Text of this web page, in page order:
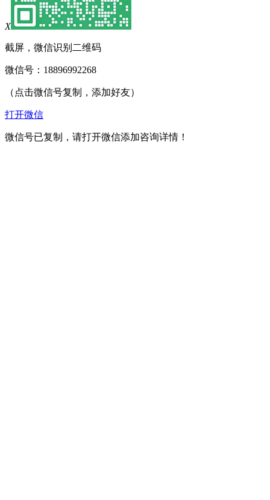
X
截屏，微信识别二维码
微信号： 18896992268
（点击微信号复制，添加好友）
打开微信
微信号已复制，请打开微信添加咨询详情！